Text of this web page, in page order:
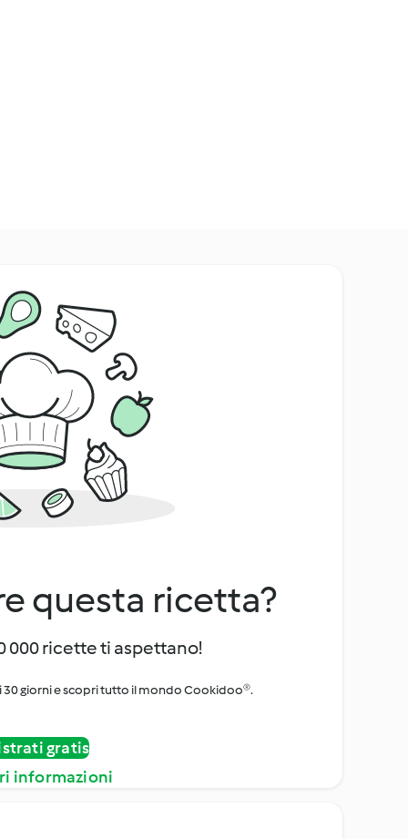
questa ricetta?
000 ricette ti aspettano!
giorni e scopri tutto il mondo Cookidoo®.
gratis
informazioni